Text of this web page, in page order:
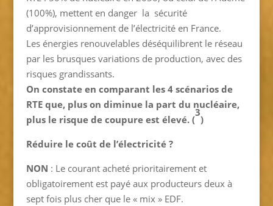
(100%), mettent en danger la sécurité
d’approvisionnement de l’électricité en France.
Les énergies renouvelables déséquilibrent le réseau
par les brusques variations de production, avec des
risques grandissants.
On constate en comparant les 4 scénarios de
RTE que, plus on diminue la part du nucléaire,
plus le risque de coupure est élevé. (
3
)
Réduire le coût de l’électricité ?
NON : Le courant acheté prioritairement et
obligatoirement est payé aux producteurs deux à
sept fois plus cher que le « mix » EDF.